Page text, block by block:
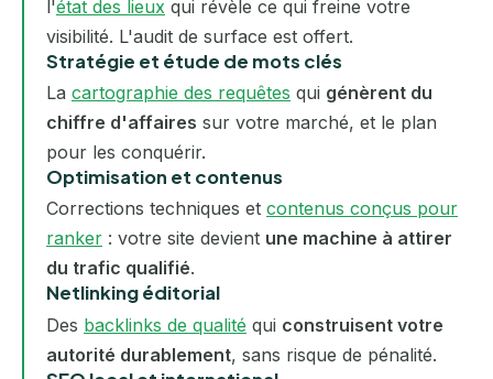
l'état des lieux qui révèle ce qui freine votre
visibilité. L'audit de surface est offert.
Stratégie et étude de mots clés
La cartographie des requêtes qui génèrent du
chiffre d'affaires sur votre marché, et le plan
pour les conquérir.
Optimisation et contenus
Corrections techniques et contenus conçus pour
ranker : votre site devient une machine à attirer
du trafic qualifié.
Netlinking éditorial
Des backlinks de qualité qui construisent votre
autorité durablement, sans risque de pénalité.